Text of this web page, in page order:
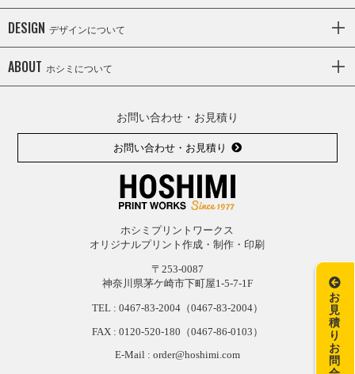
お
見
積
り
お
問
DESIGN デザインについて
ABOUT ホシミについて
お問い合わせ・お見積り
お問い合わせ・お見積り
ホシミプリントワークス
オリジナルプリント作成・制作・印刷
〒253-0087
神奈川県茅ケ崎市下町屋1-5-7-1F
TEL : 0467-83-2004（0467-83-2004）
FAX : 0120-520-180（0467-86-0103）
E-Mail : order@hoshimi.com